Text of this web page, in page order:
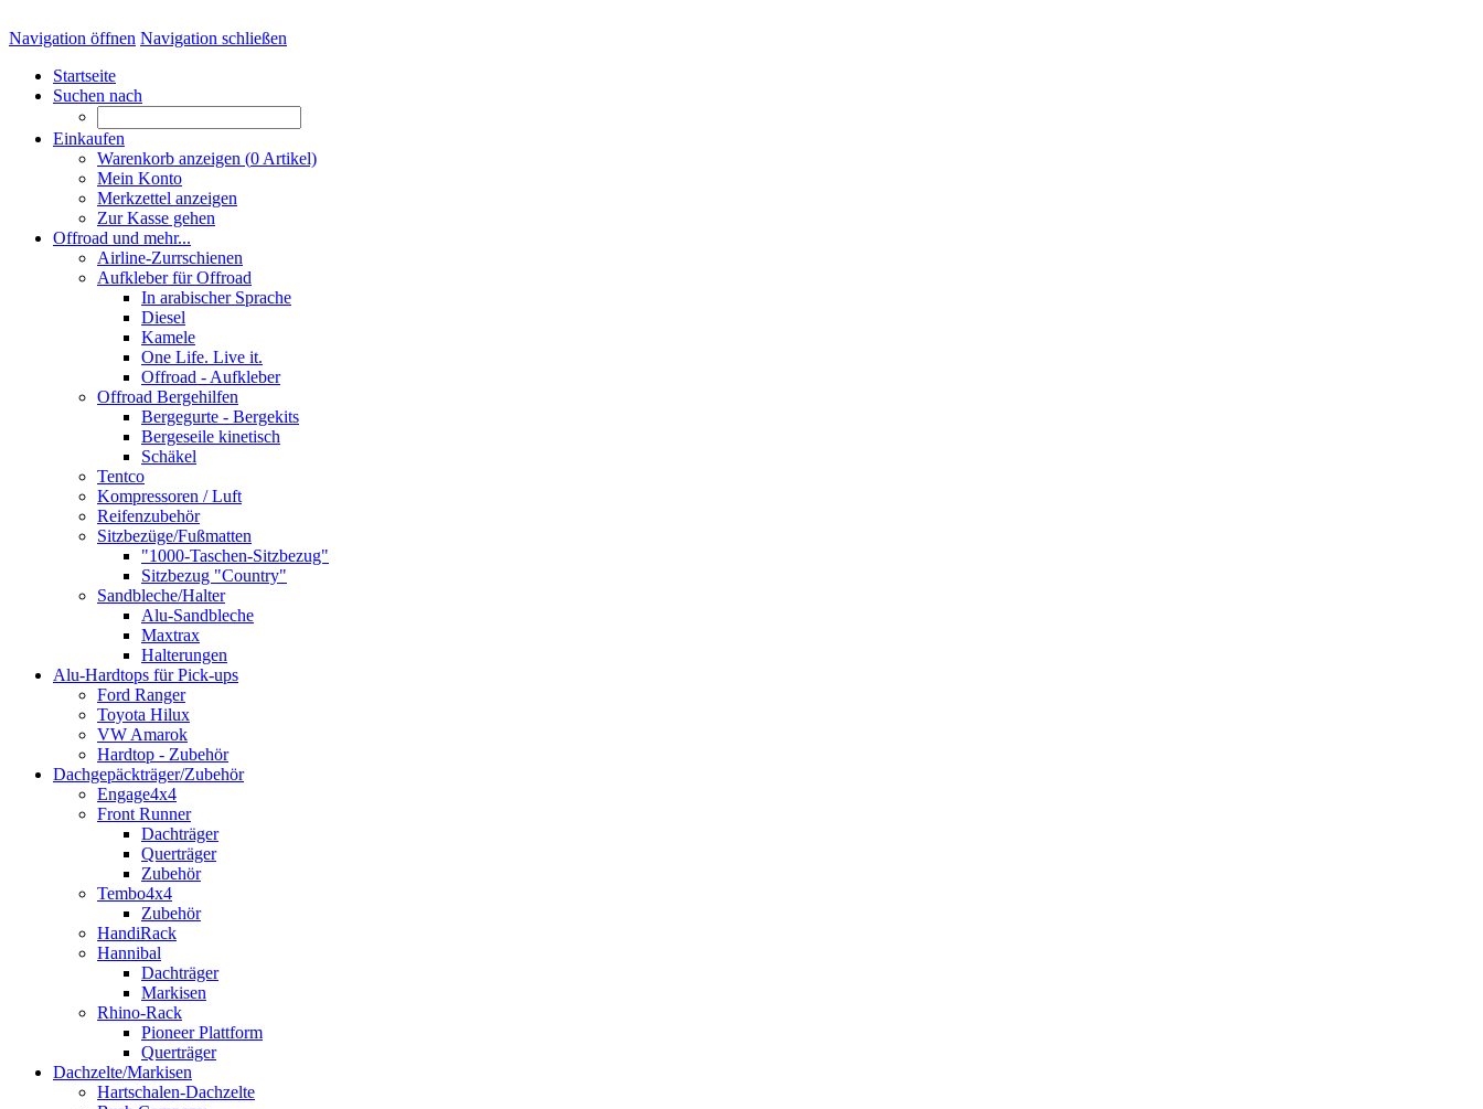
Navigation öffnen Navigation schließen
Startseite
Suchen nach
Einkaufen
Warenkorb anzeigen (0 Artikel)
Mein Konto
Merkzettel anzeigen
Zur Kasse gehen
Offroad und mehr...
Airline-Zurrschienen
Aufkleber für Offroad
In arabischer Sprache
Diesel
Kamele
One Life. Live it.
Offroad - Aufkleber
Offroad Bergehilfen
Bergegurte - Bergekits
Bergeseile kinetisch
Schäkel
Tentco
Kompressoren / Luft
Reifenzubehör
Sitzbezüge/Fußmatten
"1000-Taschen-Sitzbezug"
Sitzbezug "Country"
Sandbleche/Halter
Alu-Sandbleche
Maxtrax
Halterungen
Alu-Hardtops für Pick-ups
Ford Ranger
Toyota Hilux
VW Amarok
Hardtop - Zubehör
Dachgepäckträger/Zubehör
Engage4x4
Front Runner
Dachträger
Querträger
Zubehör
Tembo4x4
Zubehör
HandiRack
Hannibal
Dachträger
Markisen
Rhino-Rack
Pioneer Plattform
Querträger
Dachzelte/Markisen
Hartschalen-Dachzelte